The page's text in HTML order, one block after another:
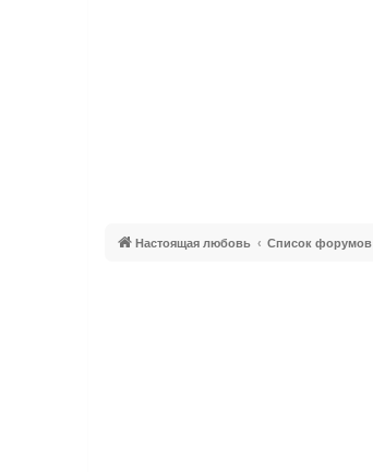
Настоящая любовь Список форумов